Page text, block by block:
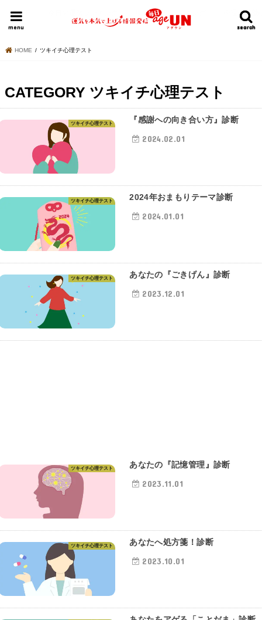
search
search
menu
HOME 明日の運勢ランキング 今週の運勢
HOME ツキイチ心理テスト
CATEGORY ツキイチ心理テスト
ツキイチ心理テスト 『感謝への向き合い方』診断
2024.02.01
ツキイチ心理テスト 2024年おまもりテーマ診断
2024.01.01
ツキイチ心理テスト あなたの『ごきげん』診断
2023.12.01
ツキイチ心理テスト あなたの『記憶管理』診断
2023.11.01
ツキイチ心理テスト あなたへ処方箋！診断
2023.10.01